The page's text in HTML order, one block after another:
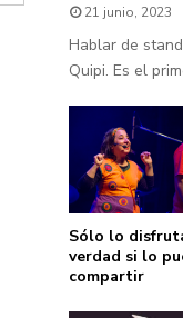
21 junio, 2023
Hablar de
Quipi. Es el
Sólo lo
verdad si lo
compartir